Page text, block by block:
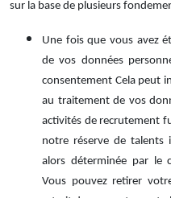
sur la base de plusieurs
Une fois que vous avez
de vos données
consentement Cela peut
au traitement de vos
activités de recrutement
notre réserve de talents
alors déterminée par le
Vous pouvez retirer